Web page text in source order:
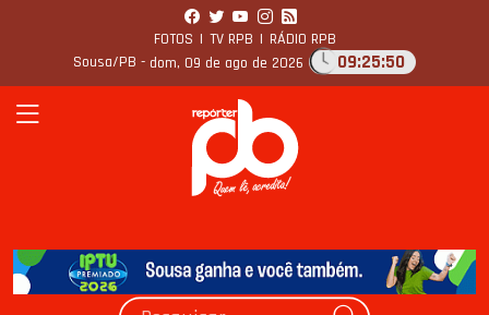
FOTOS | TV RPB | RÁDIO RPB
Sousa/PB - dom, 09 de ago de 2026 09:25:51